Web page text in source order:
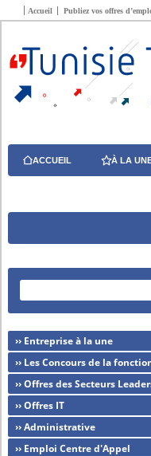
Accueil Publiez vos offres
ACCUEIL À LA
›› Entreprise à la une
›› Les Concours de la
›› Offres des Secteurs
›› Offres IT
›› Administrative
›› Emploi Centre d'Appel